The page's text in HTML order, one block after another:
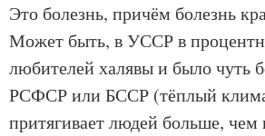
Это болезнь, причём болезнь
Может быть, в УССР в
любителей халявы и было чуть
РСФСР или БССР (тёплый
притягивает людей больше,